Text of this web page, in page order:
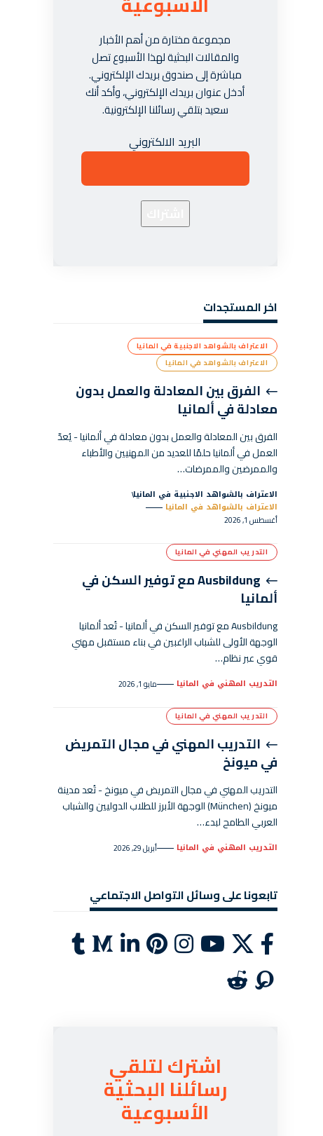
مجموعة مختارة من أهم الأخبار
والمقالات البحثية لهذا الأسبوع تصل
مباشرة إلى صندوق بريدك الإلكتروني.
أدخل عنوان بريدك الإلكتروني، وأكد أنك
سعيد بتلقي رسائلنا الإلكترونية.
البريد الالكتروني
اخر المستجدات
الاعتراف بالشواهد الاجنبية في المانيا
الاعتراف بالشواهد في المانيا
الفرق بين المعادلة والعمل بدون
معادلة في ألمانيا
الفرق بين المعادلة والعمل بدون معادلة في ألمانيا - يُعدّ
العمل في ألمانيا حلمًا للعديد من المهنيين والأطباء
والممرضين والممرضات…
الاعتراف بالشواهد الاجنبية في المانيا
الاعتراف بالشواهد في المانيا
أغسطس 1, 2026
التدريب المهني في المانيا
Ausbildung مع توفير السكن في
ألمانيا
Ausbildung مع توفير السكن في ألمانيا - تُعد ألمانيا
الوجهة الأولى للشباب الراغبين في بناء مستقبل مهني
قوي عبر نظام…
التدريب المهني في المانيا مايو 1, 2026
التدريب المهني في المانيا
التدريب المهني في مجال التمريض
في ميونخ
التدريب المهني في مجال التمريض في ميونخ - تُعد مدينة
ميونخ (München) الوجهة الأبرز للطلاب الدوليين والشباب
العربي الطامح لبدء…
التدريب المهني في المانيا أبريل 29, 2026
تابعونا على وسائل التواصل الاجتماعي
اشترك لتلقي
رسائلنا البحثية
الأسبوعية